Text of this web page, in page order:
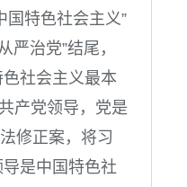
国特色社会主义”
严治党”结尾，
社会主义最本
产党领导，党是
修正案，将习
是中国特色社